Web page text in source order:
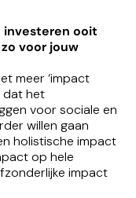
investeren ooit
voor jouw
meer ‘impact
dat het
voor sociale en
willen gaan
holistische impact
op hele
impact